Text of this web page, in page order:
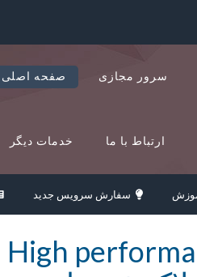
صفحه اصلی سرور مجازی
خدمات دیگر ارتباط با ما
سفارش سرویس جدید
High